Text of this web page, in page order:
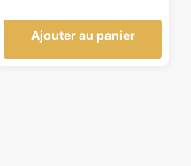
Ajouter au panier